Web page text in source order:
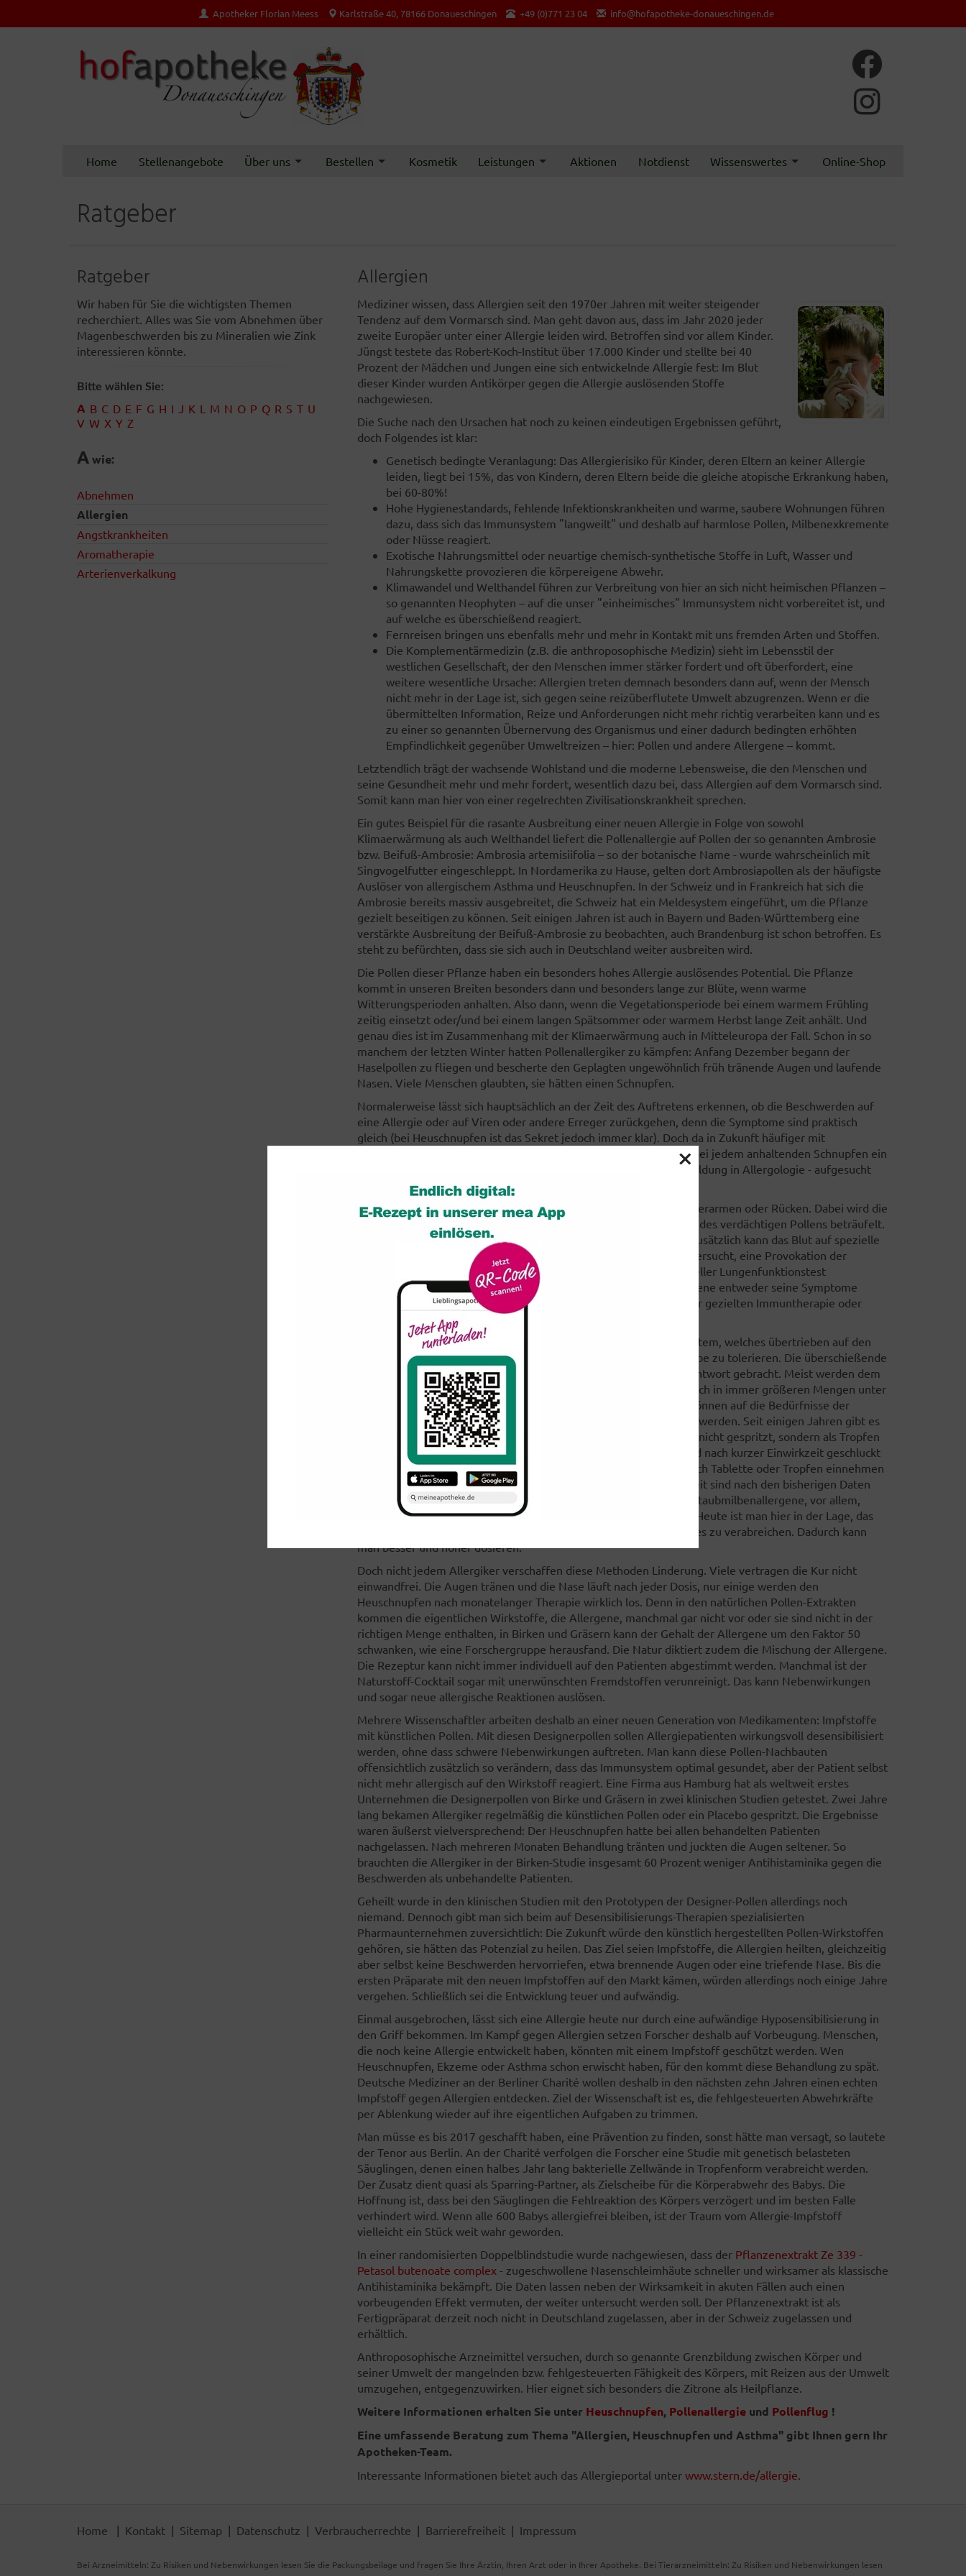
Apotheker Florian Meess Karlstraße 40, 78166 Donaueschingen +49 (0)771 23 04 info@hofapotheke-donaueschingen.de
Home Stellenangebote Über uns Bestellen Kosmetik Leistungen Aktionen Notdienst Wissenswertes Online-Shop
Ratgeber
Ratgeber
Wir haben für Sie die wichtigsten Themen
recherchiert. Alles was Sie vom Abnehmen über
Magenbeschwerden bis zu Mineralien wie Zink
interessieren könnte.
Bitte wählen Sie:
A B C D E F G H I J K L M N O P Q R S T U
V W X Y Z
Awie:
Abnehmen
Allergien
Angstkrankheiten
Aromatherapie
Arterienverkalkung
Allergien
Mediziner wissen, dass Allergien seit den 1970er Jahren mit weiter steigender
Tendenz auf dem Vormarsch sind. Man geht davon aus, dass im Jahr 2020 jeder
zweite Europäer unter einer Allergie leiden wird. Betroffen sind vor allem Kinder.
Jüngst testete das Robert-Koch-Institut über 17.000 Kinder und stellte bei 40
Prozent der Mädchen und Jungen eine sich entwickelnde Allergie fest: Im Blut
dieser Kinder wurden Antikörper gegen die Allergie auslösenden Stoffe
nachgewiesen.
Die Suche nach den Ursachen hat noch zu keinen eindeutigen Ergebnissen geführt,
doch Folgendes ist klar:
Genetisch bedingte Veranlagung: Das Allergierisiko für Kinder, deren Eltern an keiner Allergie
leiden, liegt bei 15%, das von Kindern, deren Eltern beide die gleiche atopische Erkrankung haben,
bei 60-80%!
Hohe Hygienestandards, fehlende Infektionskrankheiten und warme, saubere Wohnungen führen
dazu, dass sich das Immunsystem "langweilt" und deshalb auf harmlose Pollen, Milbenexkremente
oder Nüsse reagiert.
Exotische Nahrungsmittel oder neuartige chemisch-synthetische Stoffe in Luft, Wasser und
Nahrungskette provozieren die körpereigene Abwehr.
Klimawandel und Welthandel führen zur Verbreitung von hier an sich nicht heimischen Pflanzen –
so genannten Neophyten – auf die unser "einheimisches" Immunsystem nicht vorbereitet ist, und
auf welche es überschießend reagiert.
Fernreisen bringen uns ebenfalls mehr und mehr in Kontakt mit uns fremden Arten und Stoffen.
Die Komplementärmedizin (z.B. die anthroposophische Medizin) sieht im Lebensstil der
westlichen Gesellschaft, der den Menschen immer stärker fordert und oft überfordert, eine
weitere wesentliche Ursache: Allergien treten demnach besonders dann auf, wenn der Mensch
nicht mehr in der Lage ist, sich gegen seine reizüberflutete Umwelt abzugrenzen. Wenn er die
übermittelten Information, Reize und Anforderungen nicht mehr richtig verarbeiten kann und es
zu einer so genannten Übernervung des Organismus und einer dadurch bedingten erhöhten
Empfindlichkeit gegenüber Umweltreizen – hier: Pollen und andere Allergene – kommt.
Letztendlich trägt der wachsende Wohlstand und die moderne Lebensweise, die den Menschen und
seine Gesundheit mehr und mehr fordert, wesentlich dazu bei, dass Allergien auf dem Vormarsch sind.
Somit kann man hier von einer regelrechten Zivilisationskrankheit sprechen.
Ein gutes Beispiel für die rasante Ausbreitung einer neuen Allergie in Folge von sowohl
Klimaerwärmung als auch Welthandel liefert die Pollenallergie auf Pollen der so genannten Ambrosie
bzw. Beifuß-Ambrosie: Ambrosia artemisiifolia – so der botanische Name - wurde wahrscheinlich mit
Singvogelfutter eingeschleppt. In Nordamerika zu Hause, gelten dort Ambrosiapollen als der häufigste
Auslöser von allergischem Asthma und Heuschnupfen. In der Schweiz und in Frankreich hat sich die
Ambrosie bereits massiv ausgebreitet, die Schweiz hat ein Meldesystem eingeführt, um die Pflanze
gezielt beseitigen zu können. Seit einigen Jahren ist auch in Bayern und Baden-Württemberg eine
verstärkte Ausbreitung der Beifuß-Ambrosie zu beobachten, auch Brandenburg ist schon betroffen. Es
steht zu befürchten, dass sie sich auch in Deutschland weiter ausbreiten wird.
Die Pollen dieser Pflanze haben ein besonders hohes Allergie auslösendes Potential. Die Pflanze
kommt in unseren Breiten besonders dann und besonders lange zur Blüte, wenn warme
Witterungsperioden anhalten. Also dann, wenn die Vegetationsperiode bei einem warmem Frühling
zeitig einsetzt oder/und bei einem langen Spätsommer oder warmem Herbst lange Zeit anhält. Und
genau dies ist im Zusammenhang mit der Klimaerwärmung auch in Mitteleuropa der Fall. Schon in so
manchem der letzten Winter hatten Pollenallergiker zu kämpfen: Anfang Dezember begann der
Haselpollen zu fliegen und bescherte den Geplagten ungewöhnlich früh tränende Augen und laufende
Nasen. Viele Menschen glaubten, sie hätten einen Schnupfen.
Normalerweise lässt sich hauptsächlich an der Zeit des Auftretens erkennen, ob die Beschwerden auf
eine Allergie oder auf Viren oder andere Erreger zurückgehen, denn die Symptome sind praktisch
gleich (bei Heuschnupfen ist das Sekret jedoch immer klar). Doch da in Zukunft häufiger mit
ungewöhnlichen Pollenflugzeiten gerechnet werden muss, sollte bei jedem anhaltenden Schnupfen ein
Arzt – am besten ein Hals-Nasen-Ohren-Arzt mit einer Zusatzausbildung in Allergologie - aufgesucht
Getestet wird meist zuerst mit dem so genannten Pricktest an Unterarmen oder Rücken. Dabei wird die
Haut mit kleinen Nadeln angeritzt und anschließend mit Extrakten des verdächtigen Pollens beträufelt.
Besteht eine Allergie, bildet sich eine deutliche rote Schwellung. Zusätzlich kann das Blut auf spezielle
Abwehrstoffe des Immunsystems, sogenannte IgE-Antikörper, untersucht, eine Provokation der
Nasenschleimhaut ("Allergietest in der Nase") oder auch ein spezieller Lungenfunktionstest
durchgeführt werden. Erhärtet sich der Verdacht, kann der Betroffene entweder seine Symptome
mithilfe von Medikamenten lindern, und aber der Allergie mit einer gezielten Immuntherapie oder
Hyposensibilisierung grundsätzlich begegnen.
Das Prinzip der Hyposensibilisierung besteht darin, dem Immunsystem, welches übertrieben auf den
eigentlich harmlosen Pollen reagiert, beizubringen, die Blütenstäube zu tolerieren. Die überschießende
Reaktion wird letztlich wieder in Richtung einer normalen Immunantwort gebracht. Meist werden dem
Allergiker dabei die Polleneiweiße, auf die er reagiert, nach und nach in immer größeren Mengen unter
die Haut gespritzt. Die Therapien sind heute sehr individuell und können auf die Bedürfnisse der
Patienten und den Schweregrad der Erkrankung maßgeschneidert werden. Seit einigen Jahren gibt es
die Alternative der sublingualen Immuntherapie, wo die Allergene nicht gespritzt, sondern als Tropfen
oder neuerdings in Form einer Tablette unter die Zunge gelegt und nach kurzer Einwirkzeit geschluckt
werden. Die Behandlung erfolgt zu Hause, wo der Betroffene täglich Tablette oder Tropfen einnehmen
muss – und das vier bis fünf Jahre lang. Effizienz und Verträglichkeit sind nach den bisherigen Daten
gut. Das gilt auch für die Sublingualdesensibilisierung gegen Hausstaubmilbenallergene, vor allem,
seitdem nicht mehr Ganzkörperextrakte dazu verwendet werden. Heute ist man hier in der Lage, das
spezifische allergieauslösende Extrakt herauszulösen und nur dieses zu verabreichen. Dadurch kann
man besser und höher dosieren.
Doch nicht jedem Allergiker verschaffen diese Methoden Linderung. Viele vertragen die Kur nicht
einwandfrei. Die Augen tränen und die Nase läuft nach jeder Dosis, nur einige werden den
Heuschnupfen nach monatelanger Therapie wirklich los. Denn in den natürlichen Pollen-Extrakten
kommen die eigentlichen Wirkstoffe, die Allergene, manchmal gar nicht vor oder sie sind nicht in der
richtigen Menge enthalten, in Birken und Gräsern kann der Gehalt der Allergene um den Faktor 50
schwanken, wie eine Forschergruppe herausfand. Die Natur diktiert zudem die Mischung der Allergene.
Die Rezeptur kann nicht immer individuell auf den Patienten abgestimmt werden. Manchmal ist der
Naturstoff-Cocktail sogar mit unerwünschten Fremdstoffen verunreinigt. Das kann Nebenwirkungen
und sogar neue allergische Reaktionen auslösen.
Mehrere Wissenschaftler arbeiten deshalb an einer neuen Generation von Medikamenten: Impfstoffe
mit künstlichen Pollen. Mit diesen Designerpollen sollen Allergiepatienten wirkungsvoll desensibilisiert
werden, ohne dass schwere Nebenwirkungen auftreten. Man kann diese Pollen-Nachbauten
offensichtlich zusätzlich so verändern, dass das Immunsystem optimal gesundet, aber der Patient selbst
nicht mehr allergisch auf den Wirkstoff reagiert. Eine Firma aus Hamburg hat als weltweit erstes
Unternehmen die Designerpollen von Birke und Gräsern in zwei klinischen Studien getestet. Zwei Jahre
lang bekamen Allergiker regelmäßig die künstlichen Pollen oder ein Placebo gespritzt. Die Ergebnisse
waren äußerst vielversprechend: Der Heuschnupfen hatte bei allen behandelten Patienten
nachgelassen. Nach mehreren Monaten Behandlung tränten und juckten die Augen seltener. So
brauchten die Allergiker in der Birken-Studie insgesamt 60 Prozent weniger Antihistaminika gegen die
Beschwerden als unbehandelte Patienten.
Geheilt wurde in den klinischen Studien mit den Prototypen der Designer-Pollen allerdings noch
niemand. Dennoch gibt man sich beim auf Desensibilisierungs-Therapien spezialisierten
Pharmaunternehmen zuversichtlich: Die Zukunft würde den künstlich hergestellten Pollen-Wirkstoffen
gehören, sie hätten das Potenzial zu heilen. Das Ziel seien Impfstoffe, die Allergien heilten, gleichzeitig
aber selbst keine Beschwerden hervorriefen, etwa brennende Augen oder eine triefende Nase. Bis die
ersten Präparate mit den neuen Impfstoffen auf den Markt kämen, würden allerdings noch einige Jahre
vergehen. Schließlich sei die Entwicklung teuer und aufwändig.
Einmal ausgebrochen, lässt sich eine Allergie heute nur durch eine aufwändige Hyposensibilisierung in
den Griff bekommen. Im Kampf gegen Allergien setzen Forscher deshalb auf Vorbeugung. Menschen,
die noch keine Allergie entwickelt haben, könnten mit einem Impfstoff geschützt werden. Wen
Heuschnupfen, Ekzeme oder Asthma schon erwischt haben, für den kommt diese Behandlung zu spät.
Deutsche Mediziner an der Berliner Charité wollen deshalb in den nächsten zehn Jahren einen echten
Impfstoff gegen Allergien entdecken. Ziel der Wissenschaft ist es, die fehlgesteuerten Abwehrkräfte
per Ablenkung wieder auf ihre eigentlichen Aufgaben zu trimmen.
Man müsse es bis 2017 geschafft haben, eine Prävention zu finden, sonst hätte man versagt, so lautete
der Tenor aus Berlin. An der Charité verfolgen die Forscher eine Studie mit genetisch belasteten
Säuglingen, denen einen halbes Jahr lang bakterielle Zellwände in Tropfenform verabreicht werden.
Der Zusatz dient quasi als Sparring-Partner, als Zielscheibe für die Körperabwehr des Babys. Die
Hoffnung ist, dass bei den Säuglingen die Fehlreaktion des Körpers verzögert und im besten Falle
verhindert wird. Wenn alle 600 Babys allergiefrei bleiben, ist der Traum vom Allergie-Impfstoff
vielleicht ein Stück weit wahr geworden.
In einer randomisierten Doppelblindstudie wurde nachgewiesen, dass der Pflanzenextrakt Ze 339 -
Petasol butenoate complex - zugeschwollene Nasenschleimhäute schneller und wirksamer als klassische
Antihistaminika bekämpft. Die Daten lassen neben der Wirksamkeit in akuten Fällen auch einen
vorbeugenden Effekt vermuten, der weiter untersucht werden soll. Der Pflanzenextrakt ist als
Fertigpräparat derzeit noch nicht in Deutschland zugelassen, aber in der Schweiz zugelassen und
erhältlich.
Anthroposophische Arzneimittel versuchen, durch so genannte Grenzbildung zwischen Körper und
seiner Umwelt der mangelnden bzw. fehlgesteuerten Fähigkeit des Körpers, mit Reizen aus der Umwelt
umzugehen, entgegenzuwirken. Hier eignet sich besonders die Zitrone als Heilpflanze.
Weitere Informationen erhalten Sie unter Heuschnupfen, Pollenallergie und Pollenflug !
Eine umfassende Beratung zum Thema "Allergien, Heuschnupfen und Asthma" gibt Ihnen gern Ihr
Apotheken-Team.
Interessante Informationen bietet auch das Allergieportal unter www.stern.de/allergie
Home Kontakt Sitemap Datenschutz Verbraucherrechte Barrierefreiheit Impressum
Bei Arzneimitteln: Zu Risiken und Nebenwirkungen lesen Sie die Packungsbeilage und fragen Sie Ihre Ärztin, Ihren Arzt oder in Ihrer Apotheke. Bei Tierarzneimitteln: Zu Risiken und Nebenwirkungen lesen
×